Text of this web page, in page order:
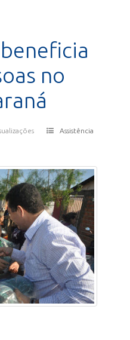
no
Assistência